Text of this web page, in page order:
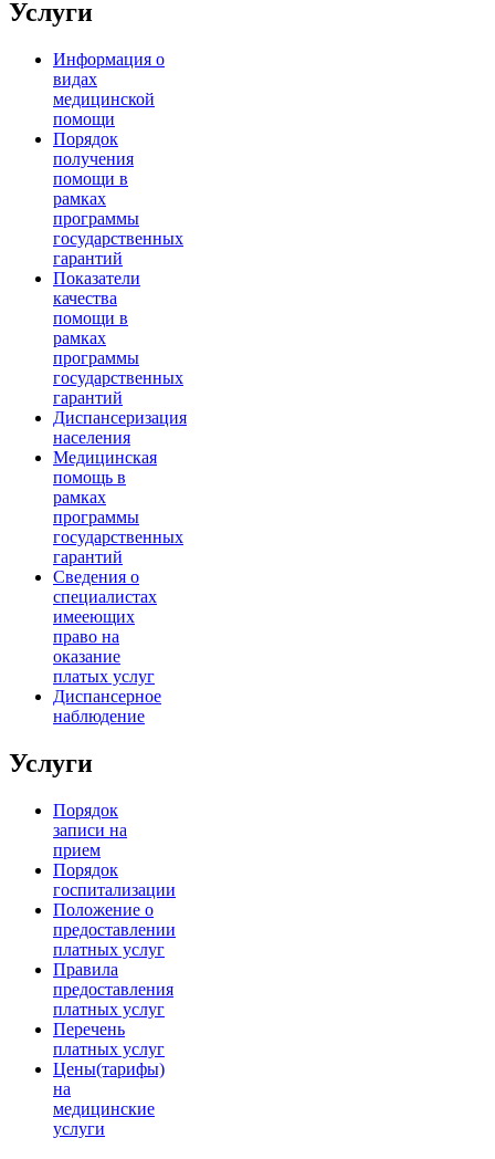
Услуги
Информация о
видах
медицинской
помощи
Порядок
получения
помощи в
рамках
программы
государственных
гарантий
Показатели
качества
помощи в
рамках
программы
государственных
гарантий
Диспансеризация
населения
Медицинская
помощь в
рамках
программы
государственных
гарантий
Сведения о
специалистах
имееющих
право на
оказание
платых услуг
Диспансерное
наблюдение
Услуги
Порядок
записи на
прием
Порядок
госпитализации
Положение о
предоставлении
платных услуг
Правила
предоставления
платных услуг
Перечень
платных услуг
Цены(тарифы)
на
медицинские
услуги